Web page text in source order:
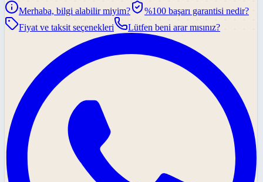
Merhaba, bilgi alabilir miyim?
%100 başarı garantisi nedir?
Fiyat ve taksit seçenekleri
Lütfen beni arar mısınız?